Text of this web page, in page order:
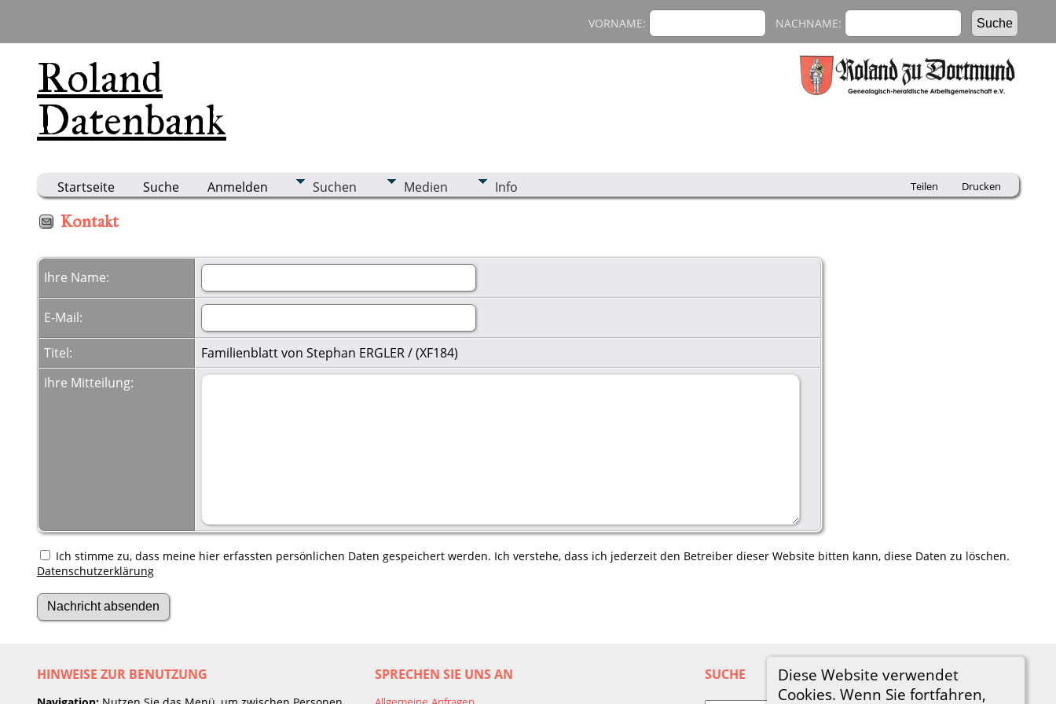
Roland
Datenbank
VORNAME: NACHNAME:
Startseite Suche Anmelden Suchen Medien Info Teilen Drucken
Diese Website verwendet
Cookies. Wenn Sie fortfahren,
Kontakt
Ihre Name:
E-Mail:
Titel:
Familienblatt von Stephan ERGLER / (XF184)
Ihre Mitteilung:
Ich stimme zu, dass meine hier erfassten persönlichen Daten gespeichert werden. Ich verstehe, dass ich jederzeit den Betreiber dieser Website bitten kann, diese Daten zu löschen.
Datenschutzerklärung
HINWEISE ZUR BENUTZUNG SPRECHEN SIE UNS AN SUCHE